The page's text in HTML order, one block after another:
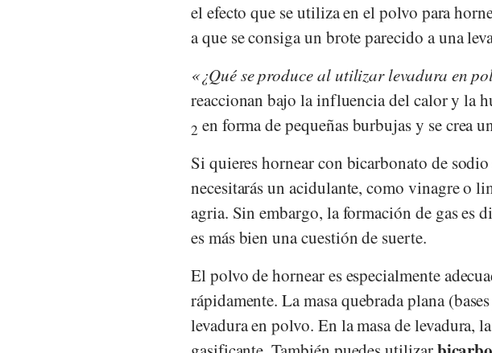
el efecto que se utiliza en el polvo para
a que se consiga un brote parecido a una
¿Qué se produce al utilizar levadura en
reaccionan bajo la influencia del calor y la
2 en forma de pequeñas burbujas y se crea
Si quieres hornear con bicarbonato de
necesitarás un acidulante, como vinagre o
agria. Sin embargo, la formación de gas es
es más bien una cuestión de suerte.
El polvo de hornear es especialmente
rápidamente. La masa quebrada plana
levadura en polvo. En la masa de levadura,